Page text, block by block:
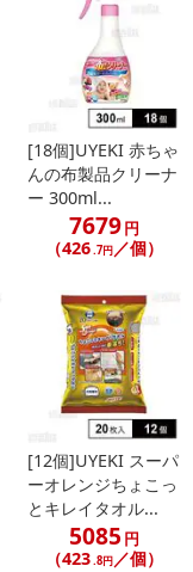
[18個]UYEKI 赤ちゃ
んの布製品クリーナ
ー 300ml...
7679円
（426.7円 ／個）
[12個]UYEKI スーパ
ーオレンジちょこっ
とキレイタオル...
5085 円
（423.8円／個）